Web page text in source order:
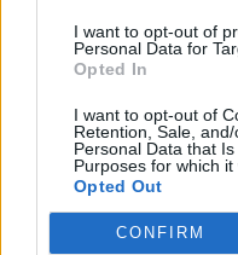
I want to opt-out of
Personal Data for
Opted In
I want to opt-out of
Retention, Sale,
Personal Data that
Purposes for which it
Opted Out
CONFIRM